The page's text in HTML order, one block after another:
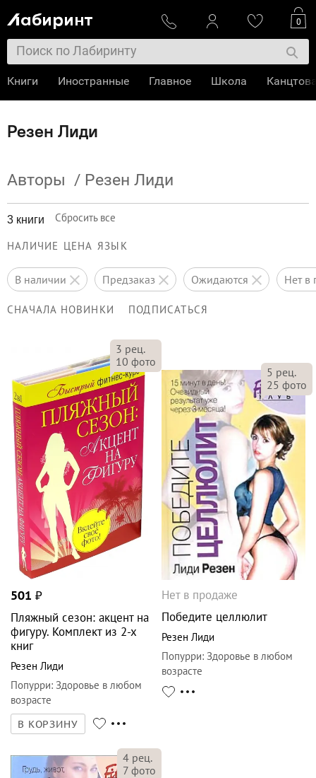
Резен Лиди
Авторы / Резен Лиди
3 книги Сбросить все
НАЛИЧИЕ ЦЕНА ЯЗЫК
в наличии предзаказ ожидаются нет
СНАЧАЛА НОВИНКИ ПОДПИСАТЬСЯ
3 рец.
10 фото
501 ₽
Пляжный сезон: акцент на
фигуру. Комплект из 2-х
книг
Резен Лиди
Попурри: Здоровье в любом
возрасте
В КОРЗИНУ
5 рец.
25 фото
Нет в продаже
Победите целлюлит
Резен Лиди
Попурри: Здоровье в любом
возрасте
4 рец.
7 фото
0
Книги Иностранные Главное Школа